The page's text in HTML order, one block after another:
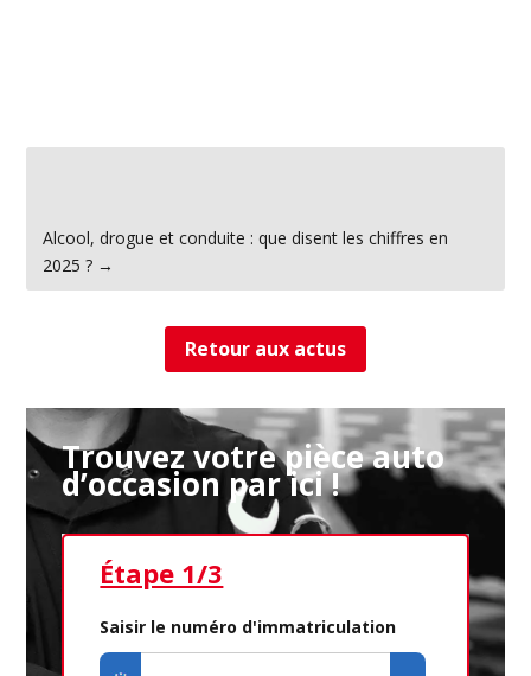
Alcool, drogue et conduite : que disent les chiffres en
2025 ? →
Retour aux actus
Trouvez votre pièce auto
d’occasion par ici !
Étape 1/3
Saisir le numéro d'immatriculation